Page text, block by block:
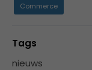
Commerce
Tags
nieuws